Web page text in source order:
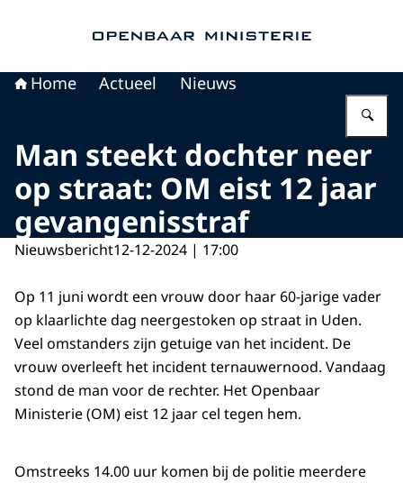
Home Actueel Nieuws
Man steekt dochter neer
op straat: OM eist 12 jaar
gevangenisstraf
Nieuwsbericht12-12-2024 | 17:00
Op 11 juni wordt een vrouw door haar 60-jarige vader
op klaarlichte dag neergestoken op straat in Uden.
Veel omstanders zijn getuige van het incident. De
vrouw overleeft het incident ternauwernood. Vandaag
stond de man voor de rechter. Het Openbaar
Ministerie (OM) eist 12 jaar cel tegen hem.
Omstreeks 14.00 uur komen bij de politie meerdere